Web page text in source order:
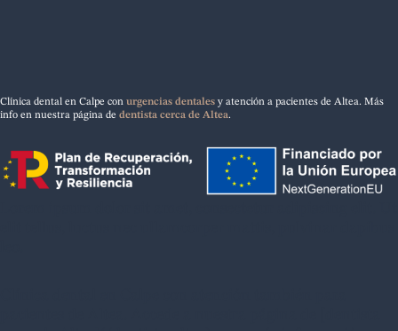
Clínica dental en Calpe con urgencias dentales y atención a pacientes de Altea. Más
info en nuestra página de dentista cerca de Altea.